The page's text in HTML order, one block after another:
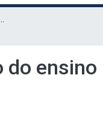
Informação (UAST)
do ensino